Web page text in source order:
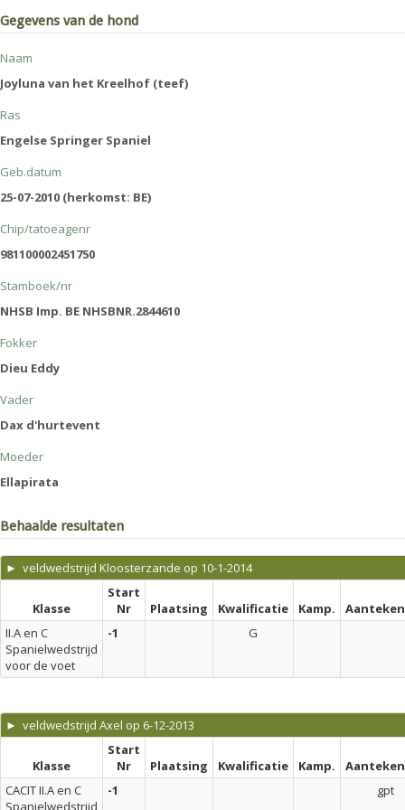
Gegevens van de hond
Naam
Joyluna van het Kreelhof (teef)
Ras
Engelse Springer Spaniel
Geb.datum
25-07-2010 (herkomst: BE)
Chip/tatoeagenr
981100002451750
Stamboek/nr
NHSB Imp. BE NHSBNR.2844610
Fokker
Dieu Eddy
Vader
Dax d'hurtevent
Moeder
Ellapirata
Behaalde resultaten
► veldwedstrijd Kloosterzande op 10-1-2014
Klasse
Start
Nr
Plaatsing Kwalificatie Kamp.
II.A en C
Spanielwedstrijd
voor de voet
-1 G
► veldwedstrijd Axel op 6-12-2013
Klasse
Start
Nr
Plaatsing Kwalificatie Kamp.
CACIT II.A en C
Spanielwedstrijd
-1 gpt